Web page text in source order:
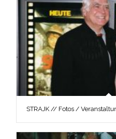
STRAJK // Fotos /